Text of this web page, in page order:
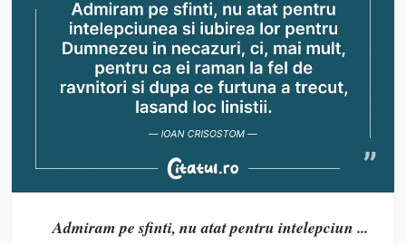
Admiram pe sfinti, nu atat pentru intelepciun ...